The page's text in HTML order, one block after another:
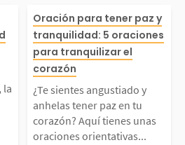
anhela
Sin
está
q
la
¿Te sientes
o y anhelas
en tu
enes unas
Oración para tener paz y
tranquilidad: 5 oraciones
para tranquilizar el
corazón
¿Te sientes angustiado y
anhelas tener paz en tu
corazón? Aquí tienes unas
oraciones orientativas...